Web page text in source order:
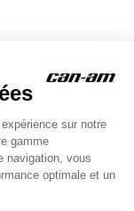
d'origine
véhicule tout